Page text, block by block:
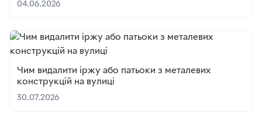
04.06.2026
Чим видалити іржу або патьоки з металевих
конструкцій на вулиці
30.07.2026